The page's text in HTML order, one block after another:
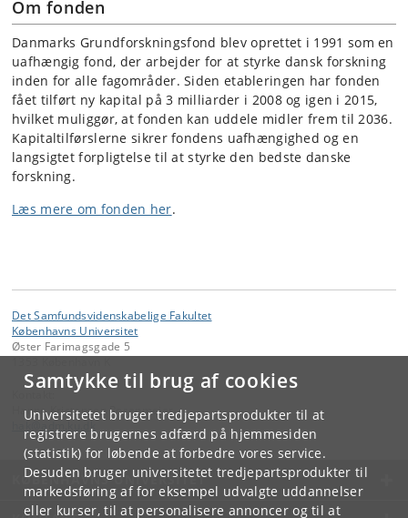
Samtykke til brug af cookies
Universitetet bruger tredjepartsprodukter til at
registrere brugernes adfærd på hjemmesiden
(statistik) for løbende at forbedre vores service.
Desuden bruger universitetet tredjepartsprodukter til
markedsføring af for eksempel udvalgte uddannelser
eller kurser, til at personalisere annoncer og til at
Om fonden
Danmarks Grundforskningsfond blev oprettet i 1991 som en
uafhængig fond, der arbejder for at styrke dansk forskning
inden for alle fagområder. Siden etableringen har fonden
fået tilført ny kapital på 3 milliarder i 2008 og igen i 2015,
hvilket muliggør, at fonden kan uddele midler frem til 2036.
Kapitaltilførslerne sikrer fondens uafhængighed og en
langsigtet forpligtelse til at styrke den bedste danske
forskning.
Læs mere om fonden her.
Det Samfundsvidenskabelige Fakultet
Københavns Universitet
Øster Farimagsgade 5
Hanne Kristensen Rosenmejer
KØBENHAVNS UNIVERSITET